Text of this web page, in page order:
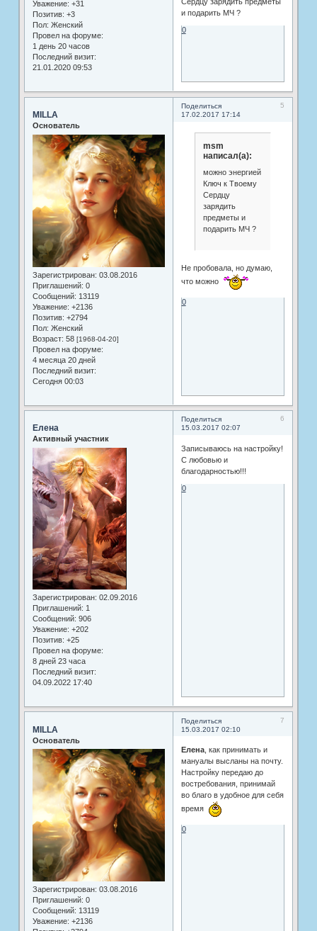
Уважение: +31
Позитив: +3
Пол: Женский
Провел на форуме:
1 день 20 часов
Последний визит:
21.01.2020 09:53
и подарить МЧ ?
0
Поделиться
5
17.02.2017 17:14
MILLA
Основатель
Зарегистрирован: 03.08.2016
Приглашений: 0
Сообщений: 13119
Уважение: +2136
Позитив: +2794
Пол: Женский
Возраст: 58 [1968-04-20]
Провел на форуме:
4 месяца 20 дней
Последний визит:
Сегодня 00:03
msm
написал(а):
можно энергией
Ключ к Твоему
Сердцу
зарядить
предметы и
подарить МЧ ?
Не пробовала, но думаю,
что можно
0
Поделиться
6
15.03.2017 02:07
Елена
Активный участник
Зарегистрирован: 02.09.2016
Приглашений: 1
Сообщений: 906
Уважение: +202
Позитив: +25
Провел на форуме:
8 дней 23 часа
Последний визит:
04.09.2022 17:40
Записываюсь на настройку!
С любовью и
благодарностью!!!
0
Поделиться
7
15.03.2017 02:10
MILLA
Основатель
Зарегистрирован: 03.08.2016
Приглашений: 0
Сообщений: 13119
Уважение: +2136
Елена, как принимать и
мануалы высланы на почту.
Настройку передаю до
востребования, принимай
во благо в удобное для себя
время
0